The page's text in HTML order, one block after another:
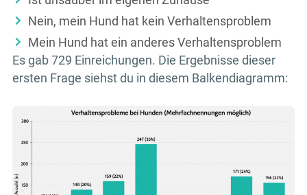
Nein, mein Hund hat kein Verhaltensproblem
Mein Hund hat ein anderes Verhaltensproblem
Es gab 729 Einreichungen. Die Ergebnisse dieser
ersten Frage siehst du in diesem Balkendiagramm: